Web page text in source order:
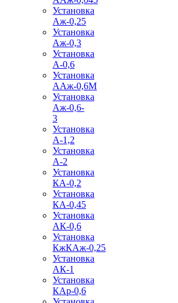
Установка
Аж-0,25
Установка
Аж-0,3
Установка
А-0,6
Установка
ААж-0,6М
Установка
Аж-0,6-
3
Установка
А-1,2
Установка
А-2
Установка
КА-0,2
Установка
КА-0,45
Установка
АК-0,6
Установка
КжКАж-0,25
Установка
АК-1
Установка
КАр-0,6